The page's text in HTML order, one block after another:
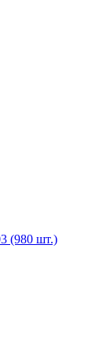
(980 шт.)